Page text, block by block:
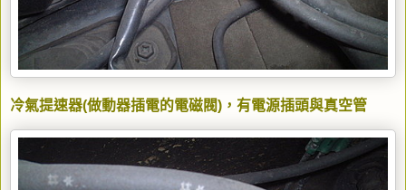
冷氣提速器(做動器插電的電磁閥)，有電源插頭與真空管